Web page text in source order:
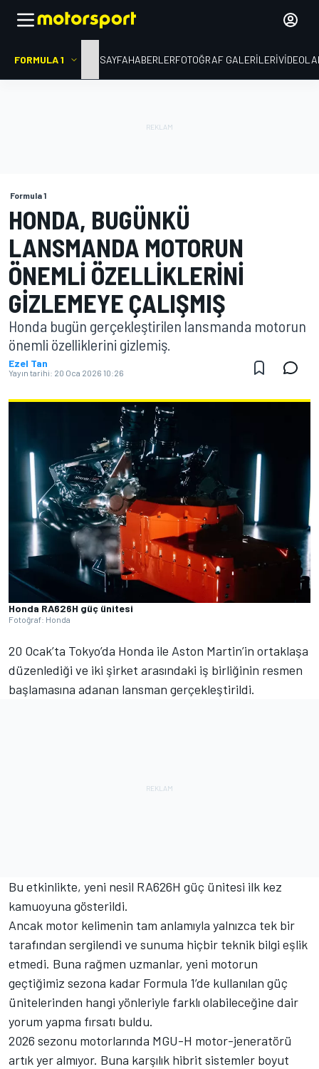
FORMULA 1 ANA SAYFAHABERLERFOTOĞRAF GALERILERI
Formula 1
HONDA, BUGÜNKÜ
LANSMANDA MOTORUN
ÖNEMLI ÖZELLIKLERINI
GIZLEMEYE ÇALIŞMIŞ
Honda bugün gerçekleştirilen lansmanda motorun
önemli özelliklerini gizlemiş.
Ezel Tan
Yayın tarihi: 20 Oca 2026 10:26
Honda RA626H güç ünitesi
Fotoğraf: Honda
20 Ocak’ta Tokyo’da Honda ile Aston Martin’in ortaklaşa
düzenlediği ve iki şirket arasındaki iş birliğinin resmen
başlamasına adanan lansman gerçekleştirildi.
Bu etkinlikte, yeni nesil RA626H güç ünitesi ilk kez
kamuoyuna gösterildi.
Ancak motor kelimenin tam anlamıyla yalnızca tek bir
tarafından sergilendi ve sunuma hiçbir teknik bilgi eşlik
etmedi. Buna rağmen uzmanlar, yeni motorun
geçtiğimiz sezona kadar Formula 1’de kullanılan güç
ünitelerinden hangi yönleriyle farklı olabileceğine dair
yorum yapma fırsatı buldu.
2026 sezonu motorlarında MGU-H motor-jeneratörü
artık yer almıyor. Buna karşılık hibrit sistemler boyut